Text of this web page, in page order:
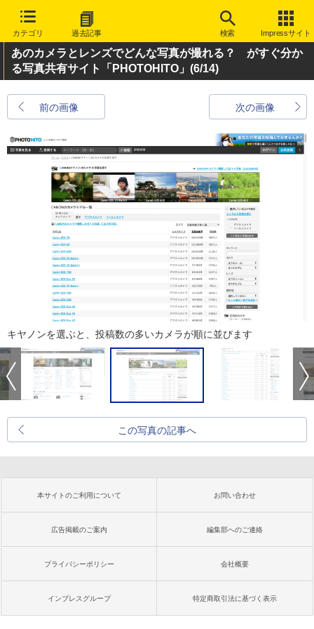
カテゴリ 過去記事 検索 Impressサイト
あのカメラとレンズでどんな写真が撮れる？ がすぐ分か
る写真共有サイト「PHOTOHITO」 (6/14)
前の画像 次の画像
キヤノンを選ぶと、投稿数の多いカメラが順に並びます
この写真の記事へ
本サイトのご利用について お問い合わせ
広告掲載のご案内 編集部へのご連絡
プライバシーポリシー 会社概要
インプレスグループ 特定商取引法に基づく表示